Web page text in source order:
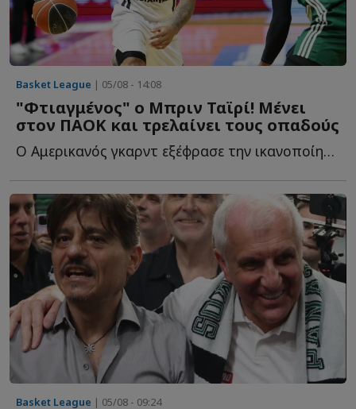
Basket League | 05/08 - 14:08
"Φτιαγμένος" ο Μπριν Ταϊρί! Μένει
στον ΠΑΟΚ και τρελαίνει τους οπαδούς
Ο Αμερικανός γκαρντ εξέφρασε την ικανοποίησή του για τ...
Basket League | 05/08 - 09:24